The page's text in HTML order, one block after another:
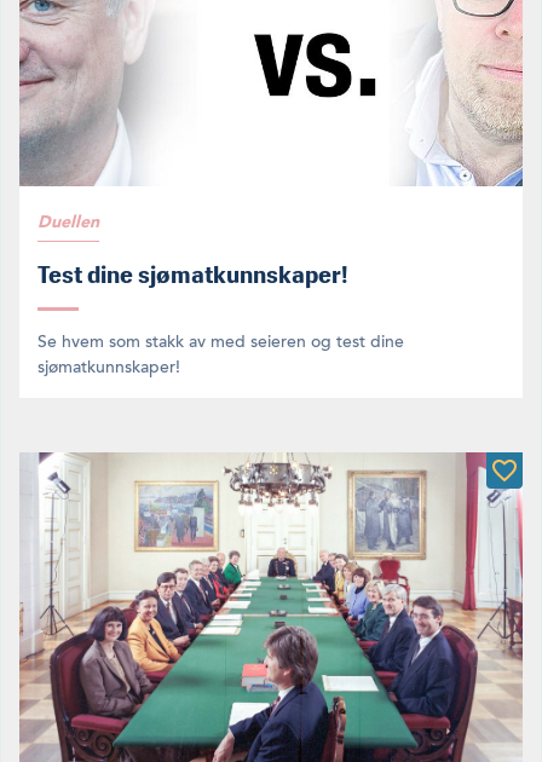
Duellen
Test dine sjømatkunnskaper!
Se hvem som stakk av med seieren og test dine
sjømatkunnskaper!